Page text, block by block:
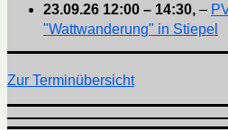
23.09.26 12:00 – 14:30, –
"Wattwanderung" in Stiepel
Zur Terminübersicht